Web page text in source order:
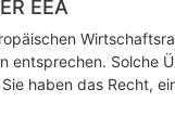
EEA
entsprechen. Solche
haben das Recht,